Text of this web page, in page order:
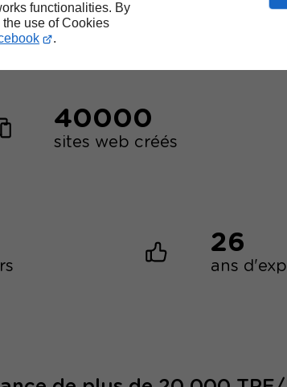
functionalities. By
use of Cookies
.
40000
sites web créés
26
ans